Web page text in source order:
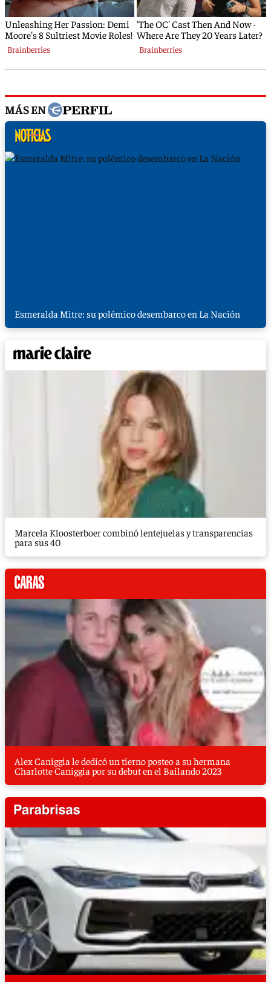
MÁS EN
Esmeralda Mitre: su polémico desembarco en La Nación
Marcela Kloosterboer combinó lentejuelas y transparencias
para sus 40
Alex Caniggia le dedicó un tierno posteo a su hermana
Charlotte Caniggia por su debut en el Bailando 2023